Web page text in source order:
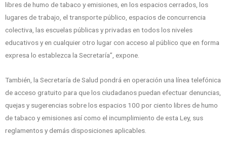
libres de humo de tabaco y emisiones, en los espacios cerrados, los
lugares de trabajo, el transporte público, espacios de concurrencia
colectiva, las escuelas públicas y privadas en todos los niveles
educativos y en cualquier otro lugar con acceso al público que en forma
expresa lo establezca la Secretaría”, expone.
También, la Secretaría de Salud pondrá en operación una línea telefónica
de acceso gratuito para que los ciudadanos puedan efectuar denuncias,
quejas y sugerencias sobre los espacios 100 por ciento libres de humo
de tabaco y emisiones así como el incumplimiento de esta Ley, sus
reglamentos y demás disposiciones aplicables.